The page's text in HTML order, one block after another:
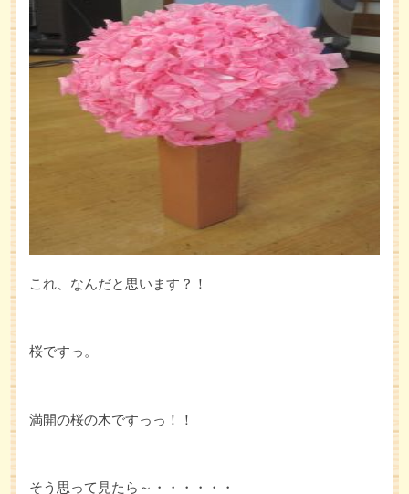
これ、なんだと思います？！
桜ですっ。
満開の桜の木ですっっ！！
そう思って見たら～・・・・・・